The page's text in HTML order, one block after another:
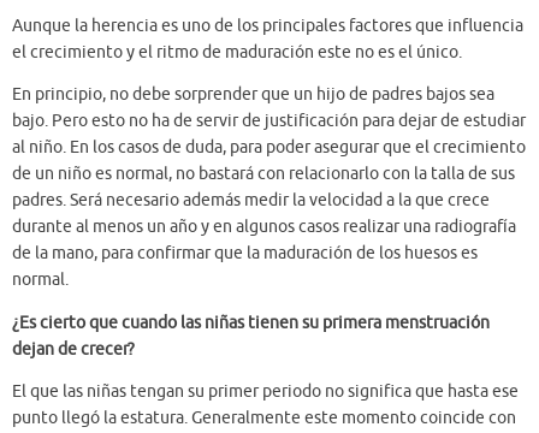
Aunque la herencia es uno de los principales factores que influencia
el crecimiento y el ritmo de maduración este no es el único.
En principio, no debe sorprender que un hijo de padres bajos sea
bajo. Pero esto no ha de servir de justificación para dejar de estudiar
al niño. En los casos de duda, para poder asegurar que el crecimiento
de un niño es normal, no bastará con relacionarlo con la talla de sus
padres. Será necesario además medir la velocidad a la que crece
durante al menos un año y en algunos casos realizar una radiografía
de la mano, para confirmar que la maduración de los huesos es
normal.
¿Es cierto que cuando las niñas tienen su primera menstruación
dejan de crecer?
El que las niñas tengan su primer periodo no significa que hasta ese
punto llegó la estatura. Generalmente este momento coincide con